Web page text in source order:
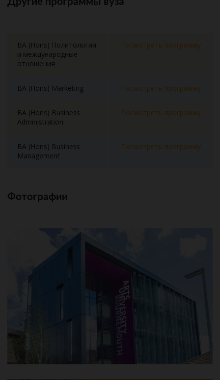
BA (Hons) Политология
и международные
отношения
Посмотреть программу
BA (Hons) Marketing Посмотреть программу
BA (Hons) Business
Administration
Посмотреть программу
BA (Hons) Business
Management
Посмотреть программу
Фотографии